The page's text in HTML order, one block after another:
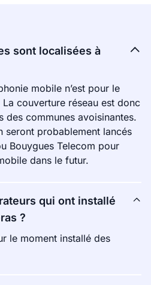
sont localisées à
mobile n’est pour le
couverture réseau est donc
des communes avoisinantes.
seront probablement lancés
Bouygues Telecom pour
dans le futur.
qui ont installé
?
le moment installé des